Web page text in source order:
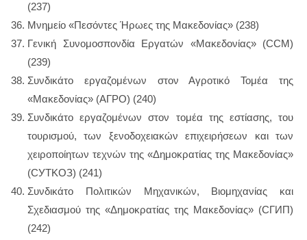
(237)
Μνημείο «Πεσόντες Ήρωες της Μακεδονίας» (238)
Γενική Συνομοσπονδία Εργατών «Μακεδονίας» (CCM)
(239)
Συνδικάτο εργαζομένων στον Αγροτικό Τομέα της
«Μακεδονίας» (ΑΓΡΟ) (240)
Συνδικάτο εργαζομένων στον τομέα της εστίασης, του
τουρισμού, των ξενοδοχειακών επιχειρήσεων και των
χειροποίητων τεχνών της «Δημοκρατίας της Μακεδονίας»
(CУTKOЗ) (241)
Συνδικάτο Πολιτικών Μηχανικών, Βιομηχανίας και
Σχεδιασμού της «Δημοκρατίας της Μακεδονίας» (CГИП)
(242)